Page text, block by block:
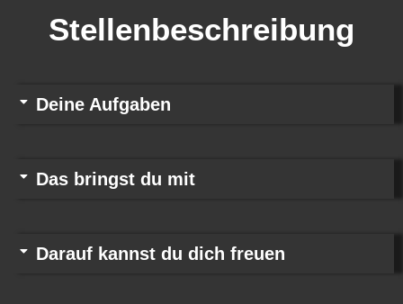
Stellenbeschreibung
Deine Aufgaben
Das bringst du mit
Darauf kannst du dich freuen